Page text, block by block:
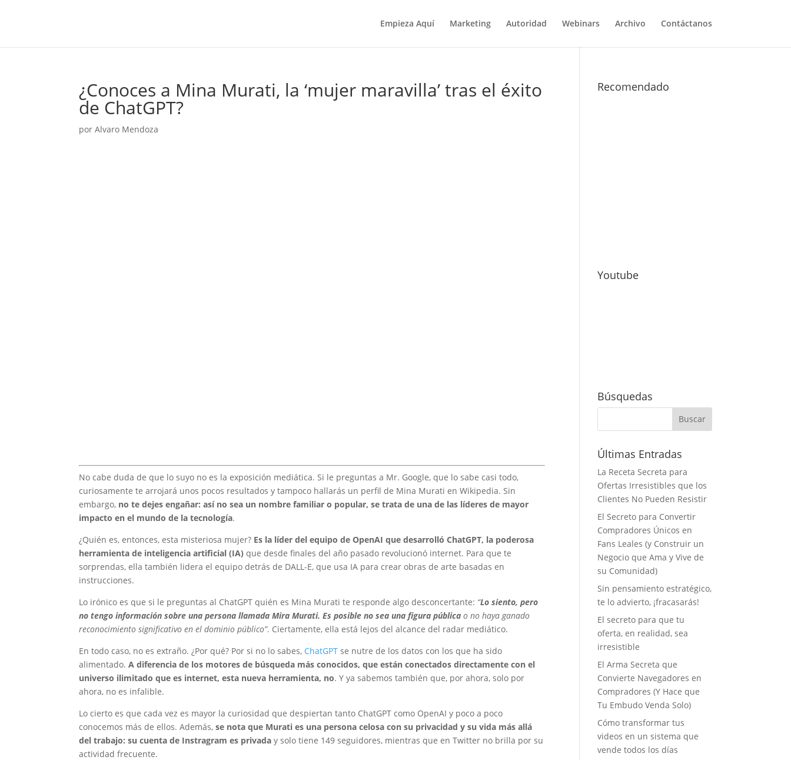
Empieza Aquí Marketing Autoridad Webinars Archivo Contáctanos
¿Conoces a Mina Murati, la ‘mujer maravilla’ tras el éxito
de ChatGPT?
porAlvaro Mendoza
No cabe duda de que lo suyo no es la exposición mediática. Si le preguntas a Mr. Google, que lo sabe casi todo,
curiosamente te arrojará unos pocos resultados y tampoco hallarás un perfil de Mina Murati en Wikipedia. Sin
embargo, no te dejes engañar: así no sea un nombre familiar o popular, se trata de una de las líderes de mayor
impacto en el mundo de la tecnología.
¿Quién es, entonces, esta misteriosa mujer? Es la líder del equipo de OpenAI que desarrolló ChatGPT, la poderosa
herramienta de inteligencia artificial (IA) que desde finales del año pasado revolucionó internet. Para que te
sorprendas, ella también lidera el equipo detrás de DALL-E, que usa IA para crear obras de arte basadas en
instrucciones.
Lo irónico es que si le preguntas al ChatGPT quién es Mina Murati te responde algo desconcertante: “Lo siento, pero
no tengo información sobre una persona llamada Mira Murati. Es posible no sea una figura pública o no haya ganado
reconocimiento significativo en el dominio público”. Ciertamente, ella está lejos del alcance del radar mediático.
En todo caso, no es extraño. ¿Por qué? Por si no lo sabes, ChatGPT se nutre de los datos con los que ha sido
alimentado.A diferencia de los motores de búsqueda más conocidos, que están conectados directamente con el
universo ilimitado que es internet, esta nueva herramienta, no. Y ya sabemos también que, por ahora, solo por
ahora, no es infalible.
Lo cierto es que cada vez es mayor la curiosidad que despiertan tanto ChatGPT como OpenAI y poco a poco
conocemos más de ellos. Además,se nota que Murati es una persona celosa con su privacidad y su vida más allá
del trabajo: su cuenta de Instragram es privada y solo tiene 149 seguidores, mientras que en Twitter no brilla por su
actividad frecuente.
Recomendado
Youtube
Búsquedas
Últimas Entradas
La Receta Secreta para
Ofertas Irresistibles que los
Clientes No Pueden Resistir
El Secreto para Convertir
Compradores Únicos en
Fans Leales (y Construir un
Negocio que Ama y Vive de
su Comunidad)
Sin pensamiento estratégico,
te lo advierto, ¡fracasarás!
El secreto para que tu
oferta, en realidad, sea
irresistible
El Arma Secreta que
Convierte Navegadores en
Compradores (Y Hace que
Tu Embudo Venda Solo)
Cómo transformar tus
videos en un sistema que
vende todos los días